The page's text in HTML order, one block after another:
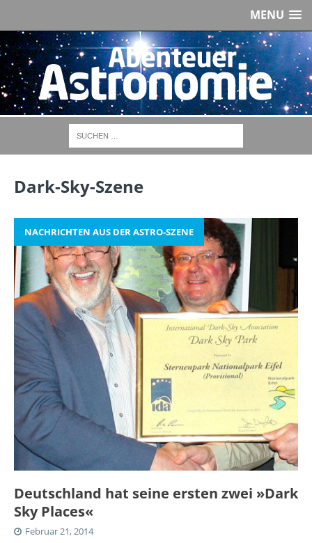
MENU
Dark-Sky-Szene
NACHRICHTEN AUS DER ASTRO-SZENE
Deutschland hat seine ersten zwei »Dark
Sky Places«
Februar 21, 2014